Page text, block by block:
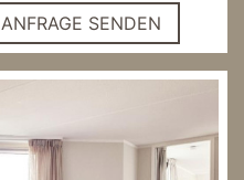
ANFRAGE SENDEN